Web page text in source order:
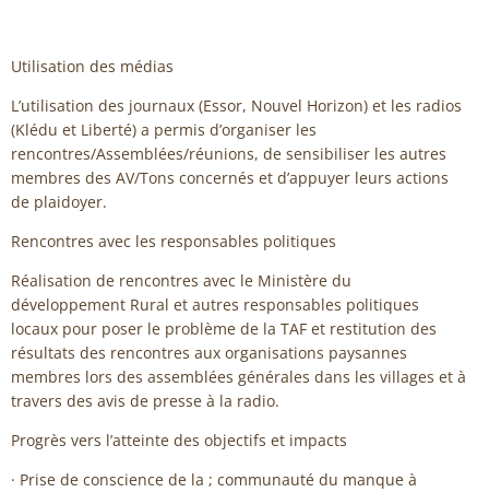
Utilisation des médias
L’utilisation des journaux (Essor, Nouvel Horizon) et les radios
(Klédu et Liberté) a permis d’organiser les
rencontres/Assemblées/réunions, de sensibiliser les autres
membres des AV/Tons concernés et d’appuyer leurs actions
de plaidoyer.
Rencontres avec les responsables politiques
Réalisation de rencontres avec le Ministère du
développement Rural et autres responsables politiques
locaux pour poser le problème de la TAF et restitution des
résultats des rencontres aux organisations paysannes
membres lors des assemblées générales dans les villages et à
travers des avis de presse à la radio.
Progrès vers l’atteinte des objectifs et impacts
· Prise de conscience de la ; communauté du manque à